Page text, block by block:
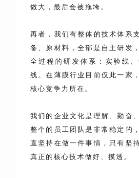
做大，最后会被拖垮。
再者，我们有整体的技术体系
备、原材料，全部是自主研发
全过程的研发体系：实验线
线。在薄膜行业目前仅此一家
核心竞争力所在。
我们的企业文化是理解、勤奋
整个的员工团队是非常稳定的
直坚持在做一件事情，只有坚
真正的核心技术做好、摸透。